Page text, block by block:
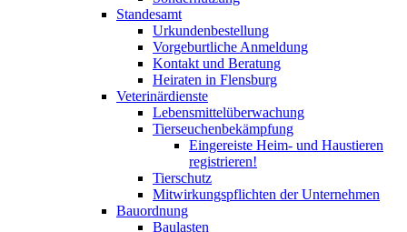
Standesamt
Urkundenbestellung
Vorgeburtliche Anmeldung
Kontakt und Beratung
Heiraten in Flensburg
Veterinärdienste
Lebensmittelüberwachung
Tierseuchenbekämpfung
Eingereiste Heim- und Haustieren
registrieren!
Tierschutz
Mitwirkungspflichten der Unternehmen
Bauordnung
Baulasten